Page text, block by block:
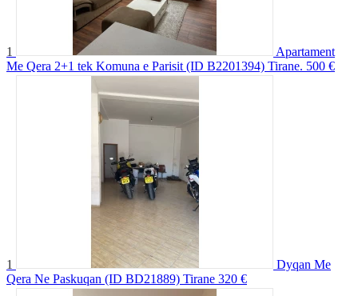
1
Apartament
Me Qera 2+1 tek Komuna e Parisit (ID B2201394) Tirane. 500 €
1
Dyqan Me
Qera Ne Paskuqan (ID BD21889) Tirane 320 €